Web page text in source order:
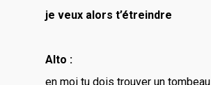
je veux alors t’étreindre
Alto :
en moi tu dois trouver un tombeau